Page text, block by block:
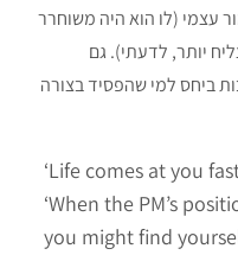
עצמי (לו הוא היה משוחרר
יותר, לדעתי). גם
ביחס למי שהפסיד בצורה
‘Life comes at you
‘When the PM’s
you might find